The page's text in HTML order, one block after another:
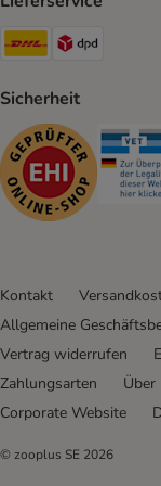
DHL Shipping
Sicherheit
Security
Kontakt
Allgemeine
Vertrag widerrufen
Zahlungsarten
Über
Corporate Website
© zooplus SE 2026